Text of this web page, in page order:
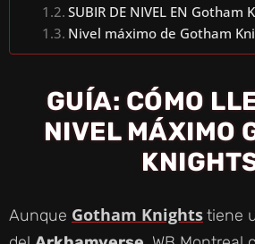
SUBIR DE NIVEL EN Gotham
Nivel máximo de Gotham
GUÍA: CÓMO
NIVEL MÁXIMO
Aunque Gotham Knightstiene